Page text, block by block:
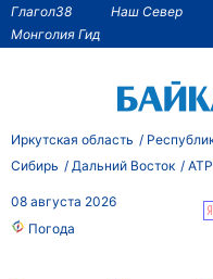
Глагол38 Наш Север
Монголия Гид
Иркутская область
Сибирь
Дальний Восток АТР
08 августа 2026
Погода